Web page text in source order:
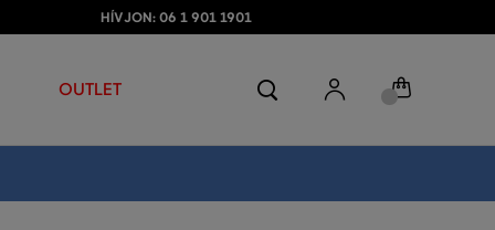
HÍVJON: 06 1 901 1901
OUTLET